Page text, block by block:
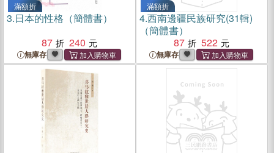
滿額折
3.日本的性格（簡體書）
87
240
無庫存
滿額折
4.西南邊疆民族研究(31輯)
（簡體書）
87
522
無庫存